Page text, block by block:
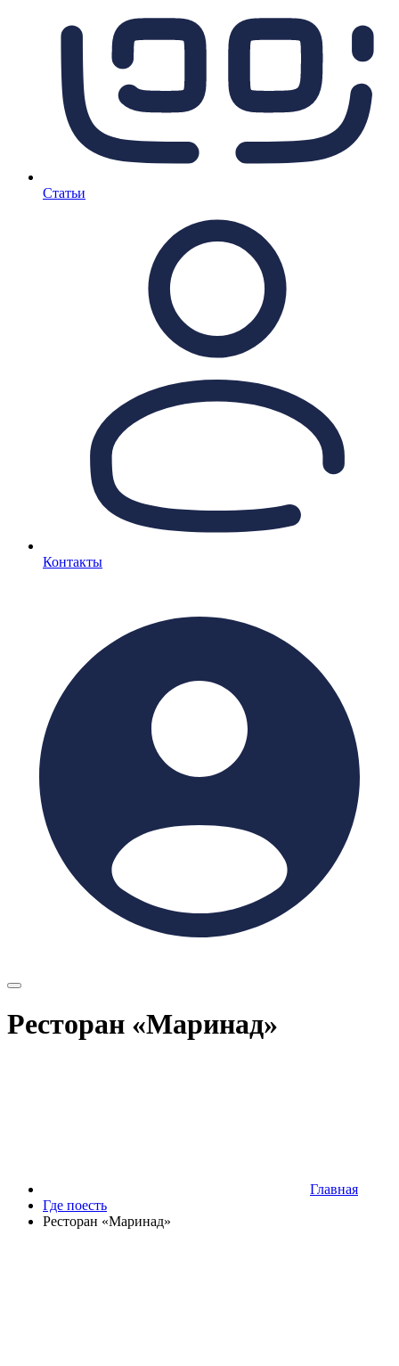
Статьи
Контакты
Ресторан «Маринад»
Главная
Где поесть
Ресторан «Маринад»